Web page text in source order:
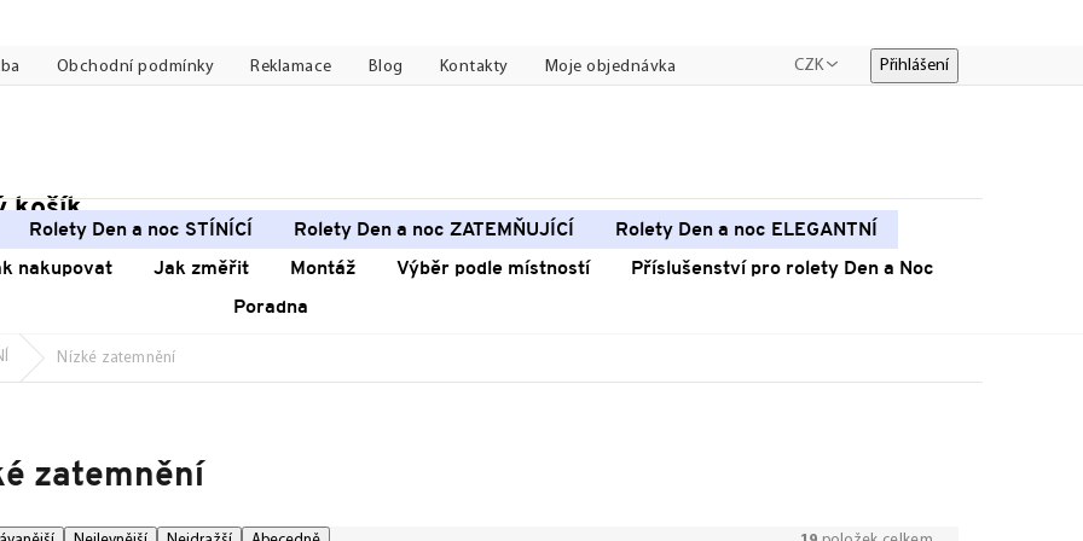
Obchodní podmínky Reklamace Blog Kontakty Moje objednávka CZK Přihlášení
košík
Rolety Den a noc STÍNÍCÍ Rolety Den a noc ZATEMŇUJÍCÍ
Rolety Den a noc ELEGANTNÍ
nakupovat Jak změřit Montáž Výběr podle místností
Příslušenství pro rolety Den a Noc
Poradna
Nízké zatemnění
zatemnění